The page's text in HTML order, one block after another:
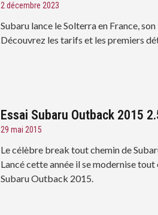
2 décembre 2023
Subaru lance le Solterra en France,
Découvrez les tarifs et les premiers
Essai Subaru Outback 2015
29 mai 2015
Le célèbre break tout chemin de
Lancé cette année il se modernise
Subaru Outback 2015.